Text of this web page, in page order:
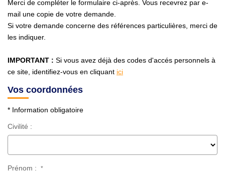
Avis Clients
Merci de compléter le formulaire ci-après. Vous recevrez par e-
mail une copie de votre demande.
Si votre demande concerne des références particulières, merci de
les indiquer.
IMPORTANT : Si vous avez déjà des codes d'accés personnels à
ce site, identifiez-vous en cliquant ici
Vos coordonnées
* Information obligatoire
Civilité :
Prénom : *